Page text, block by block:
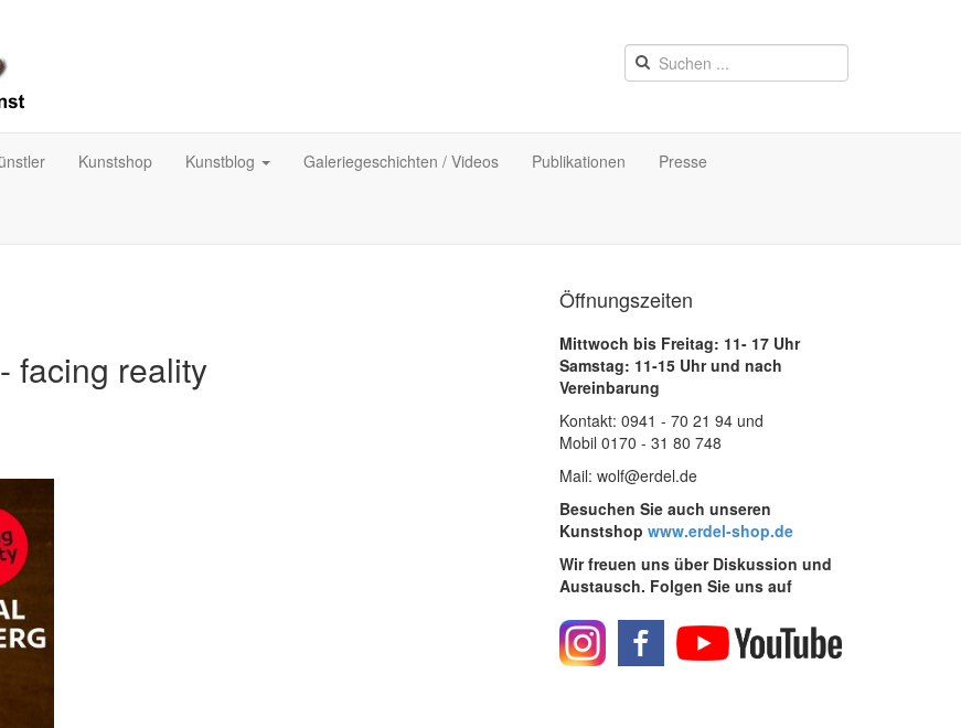
Kunstshop Kunstblog Galeriegeschichten / Videos Publikationen Presse
facing reality
Öffnungszeiten
Mittwoch bis Freitag: 11- 17 Uhr
Samstag: 11-15 Uhr und nach
Vereinbarung
Kontakt: 0941 - 70 21 94 und
Mobil 0170 - 31 80 748
Mail: wolf@erdel.de
Besuchen Sie auch unseren
Kunstshop www.erdel-shop.de
Wir freuen uns über Diskussion und
Austausch. Folgen Sie uns auf